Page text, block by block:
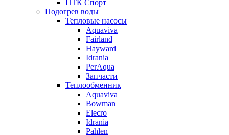
ПТК Спорт
Подогрев воды
Тепловые насосы
Aquaviva
Fairland
Hayward
Idrania
PerAqua
Запчасти
Теплообменник
Aquaviva
Bowman
Elecro
Idrania
Pahlen